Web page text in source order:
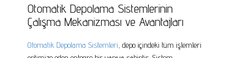
Otomatik Depolama Sistemlerinin
Çalışma Mekanizması ve Avantajları
Otomatik Depolama Sistemleri, depo içindeki tüm işlemleri